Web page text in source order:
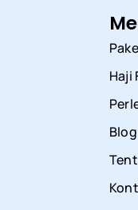
Haji
Blog